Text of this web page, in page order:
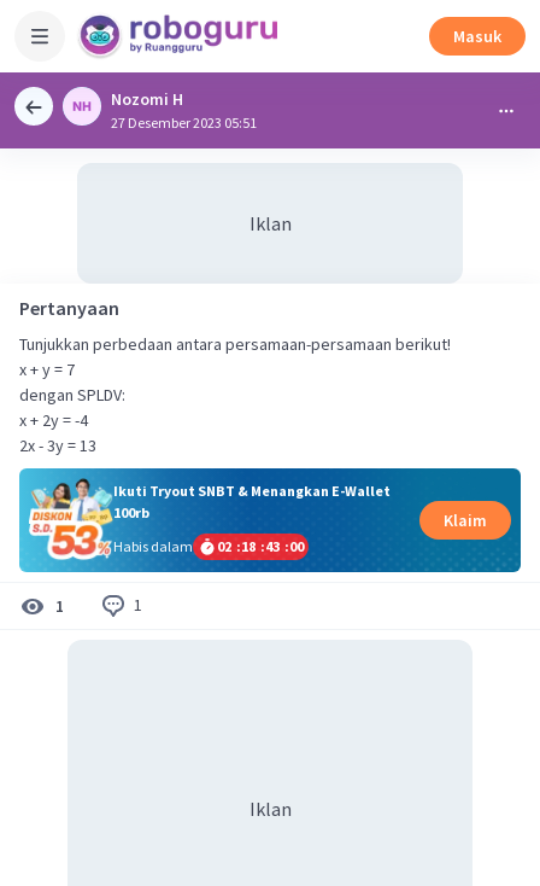
Masuk
Nozomi H
27 Desember 2023 05:51
Iklan
Pertanyaan
Tunjukkan perbedaan antara persamaan-persamaan berikut!
x + y = 7
dengan SPLDV:
x + 2y = -4
2x - 3y = 13
Ikuti Tryout SNBT & Menangkan E-Wallet
100rb
Habis dalam
02 :18 :43 :00
Klaim
1 1
Iklan